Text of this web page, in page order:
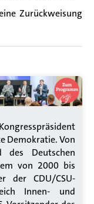
Zurückweisung
Demokratie. Von
Deutschen
von 2000 bis
der CDU/CSU-
Innen- und